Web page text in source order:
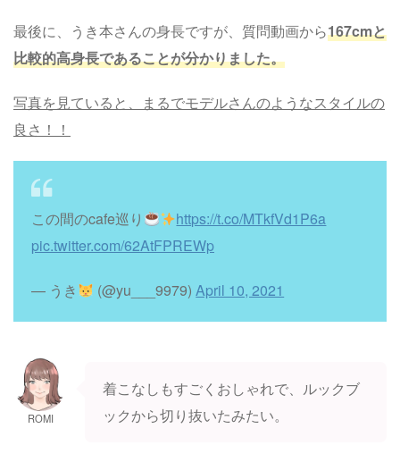
最後に、うき本さんの身長ですが、質問動画から167cmと
比較的高身長であることが分かりました。
写真を見ていると、まるでモデルさんのようなスタイルの
良さ！！
この間のcafe巡り
https://t.co/MTkfVd1P6a
pic.twitter.com/62AtFPREWp
— うき (@yu___9979)April 10, 2021
ROMI
着こなしもすごくおしゃれで、ルックブ
ックから切り抜いたみたい。